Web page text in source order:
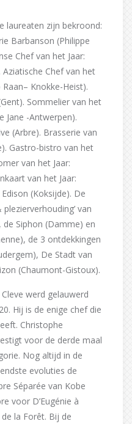
laureaten zijn bekroond:
Barbanson (Philippe
Chef van het Jaar:
Aziatische Chef van het
Knokke-Heist).
Sommelier van het
Jane -Antwerpen).
(Arbre). Brasserie van
Gastro-bistro van het
van het Jaar:
van het Jaar:
(Koksijde). De
van
Siphon (Damme) en
de 3 ontdekkingen
De Stadt van
(Chaumont-Gistoux).
werd gelauwerd
Hij is de enige chef die
Christophe
voor de derde maal
Nog altijd in de
evoluties de
Séparée van Kobe
voor D’Eugénie à
la Forêt. Bij de